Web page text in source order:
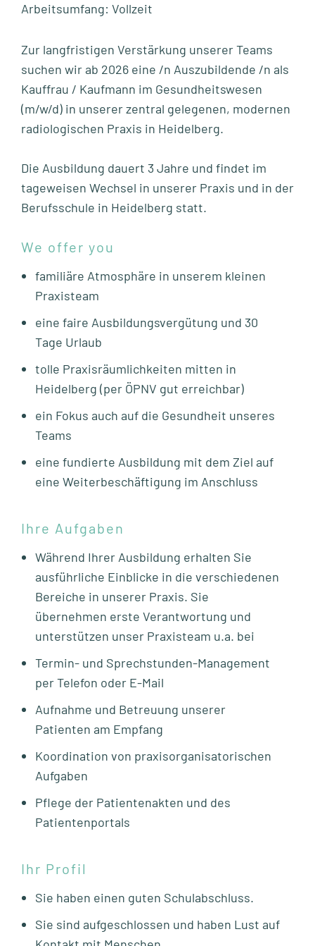
Arbeitsumfang: Vollzeit
Zur langfristigen Verstärkung unserer Teams
suchen wir ab 2026 eine /n Auszubildende /n als
Kauffrau / Kaufmann im Gesundheitswesen
(m/w/d) in unserer zentral gelegenen, modernen
radiologischen Praxis in Heidelberg.
Die Ausbildung dauert 3 Jahre und findet im
tageweisen Wechsel in unserer Praxis und in der
Berufsschule in Heidelberg statt.
We offer you
familiäre Atmosphäre in unserem kleinen
Praxisteam
eine faire Ausbildungsvergütung und 30
Tage Urlaub
tolle Praxisräumlichkeiten mitten in
Heidelberg (per ÖPNV gut erreichbar)
ein Fokus auch auf die Gesundheit unseres
Teams
eine fundierte Ausbildung mit dem Ziel auf
eine Weiterbeschäftigung im Anschluss
Ihre Aufgaben
Während Ihrer Ausbildung erhalten Sie
ausführliche Einblicke in die verschiedenen
Bereiche in unserer Praxis. Sie
übernehmen erste Verantwortung und
unterstützen unser Praxisteam u.a. bei
Termin- und Sprechstunden-Management
per Telefon oder E-Mail
Aufnahme und Betreuung unserer
Patienten am Empfang
Koordination von praxisorganisatorischen
Aufgaben
Pflege der Patientenakten und des
Patientenportals
Ihr Profil
Sie haben einen guten Schulabschluss.
Sie sind aufgeschlossen und haben Lust auf